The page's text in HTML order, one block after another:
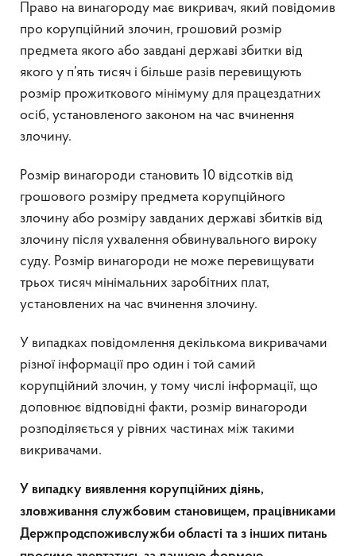
Право на винагороду має викривач, який повідомив
про корупційний злочин, грошовий розмір
предмета якого або завдані державі збитки від
якого у п’ять тисяч і більше разів перевищують
розмір прожиткового мінімуму для працездатних
осіб, установленого законом на час вчинення
злочину.
Розмір винагороди становить 10 відсотків від
грошового розміру предмета корупційного
злочину або розміру завданих державі збитків від
злочину після ухвалення обвинувального вироку
суду. Розмір винагороди не може перевищувати
трьох тисяч мінімальних заробітних плат,
установлених на час вчинення злочину.
У випадках повідомлення декількома викривачами
різної інформації про один і той самий
корупційний злочин, у тому числі інформації, що
доповнює відповідні факти, розмір винагороди
розподіляється у рівних частинах між такими
викривачами.
У випадку виявлення корупційних діянь,
зловживання службовим становищем, працівниками
Держпродспоживслужби області та з інших питань